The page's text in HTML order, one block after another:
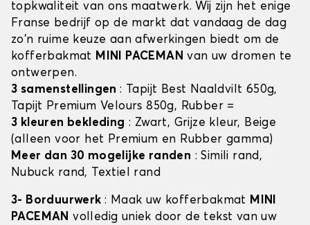
topkwaliteit van ons maatwerk. Wij zijn het enige
Franse bedrijf op de markt dat vandaag de dag
zo'n ruime keuze aan afwerkingen biedt om de
kofferbakmat MINI PACEMAN van uw dromen te
ontwerpen.
3 samenstellingen: Tapijt Best Naaldvilt 650g,
Tapijt Premium Velours 850g, Rubber =
3 kleuren bekleding : Zwart, Grijze kleur, Beige
(alleen voor het Premium en Rubber gamma)
Meer dan 30 mogelijke randen : Simili rand,
Nubuck rand, Textiel rand
3- Borduurwerk : Maak uw kofferbakmat MINI
PACEMAN volledig uniek door de tekst van uw